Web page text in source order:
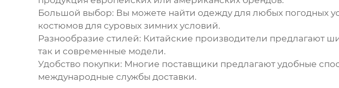
Большой выбор: Вы можете найти одежду для любых погодных
костюмов для суровых зимних условий.
Разнообразие стилей: Китайские производители предлагают
так и современные модели.
Удобство покупки: Многие поставщики предлагают удобные
международные службы доставки.